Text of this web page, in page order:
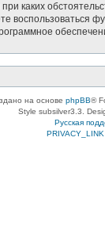
каких
на основе phpBB®
Style subsilver3.3.
Русская
PRIVACY_LINK